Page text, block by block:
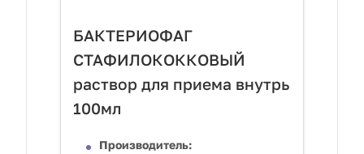
БАКТЕРИОФАГ
СТАФИЛОКОККОВЫЙ
раствор для приема внутрь
100мл
Производитель: